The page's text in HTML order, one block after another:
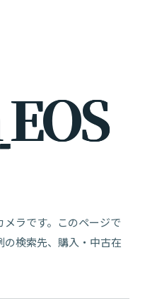
EOS
メラです。このページで
の検索先、購入・中古在